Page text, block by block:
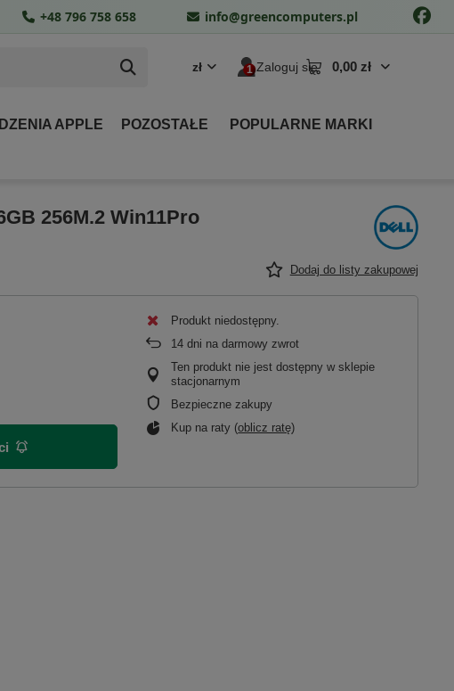
zł Zaloguj się 0,00 zł
APPLE POZOSTAŁE
POPULARNE MARKI
256M.2 Win11Pro
Dodaj do listy zakupowej
Produkt niedostępny
14 dni na darmowy zwrot
Ten produkt nie jest dostępny w sklepie
stacjonarnym
Bezpieczne zakupy
Kup na raty (oblicz ratę)
+48 796 758 658 info@greencomputers.pl